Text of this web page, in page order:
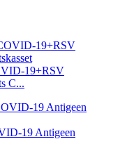
19+RSV
C...
19 Antigeen